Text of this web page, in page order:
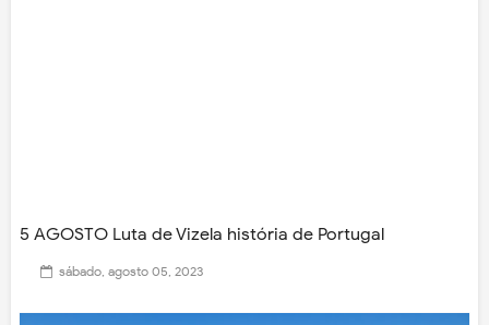
5 AGOSTO Luta de Vizela história de Portugal
sábado, agosto 05, 2023